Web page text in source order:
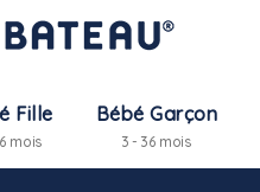
Fille
mois
Bébé Garçon
3 - 36 mois